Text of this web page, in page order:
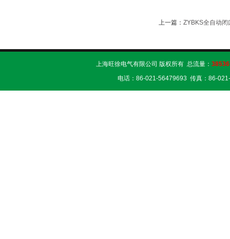
上一篇： ZYBKS全自动
上海旺徐电气有限公司 版权所有 总流量：
电话：86-021-56479693 传真：86-